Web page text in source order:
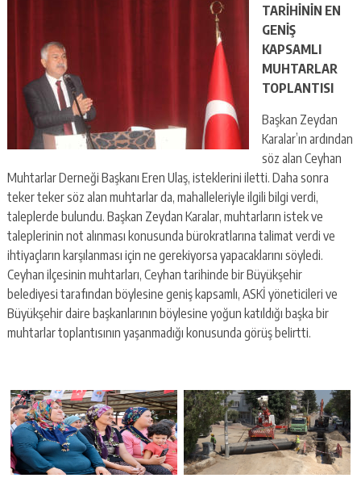
TARİHİNİN EN
GENİŞ
KAPSAMLI
MUHTARLAR
TOPLANTISI
Başkan Zeydan
Karalar’ın ardından
söz alan Ceyhan
Muhtarlar Derneği Başkanı Eren Ulaş, isteklerini iletti. Daha sonra
teker teker söz alan muhtarlar da, mahalleleriyle ilgili bilgi verdi,
taleplerde bulundu. Başkan Zeydan Karalar, muhtarların istek ve
taleplerinin not alınması konusunda bürokratlarına talimat verdi ve
ihtiyaçların karşılanması için ne gerekiyorsa yapacaklarını söyledi.
Ceyhan ilçesinin muhtarları, Ceyhan tarihinde bir Büyükşehir
belediyesi tarafından böylesine geniş kapsamlı, ASKİ yöneticileri ve
Büyükşehir daire başkanlarının böylesine yoğun katıldığı başka bir
muhtarlar toplantısının yaşanmadığı konusunda görüş belirtti.